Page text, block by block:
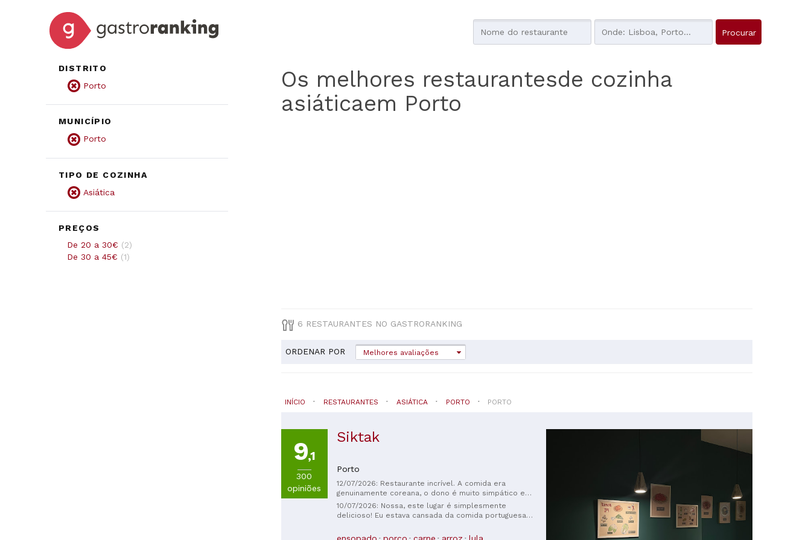
DISTRITO
Porto
MUNICÍPIO
Porto
TIPO DE COZINHA
Asiática
PREÇOS
De 20 a 30€ (2)
De 30 a 45€ (1)
Os melhores restaurantesde cozinha
asiáticaem Porto
6 RESTAURANTES NO GASTRORANKING
ORDENAR POR Melhores avaliações
INÍCIO RESTAURANTES ASIÁTICA PORTO PORTO
9,1
300
opiniões
Siktak
Porto
12/07/2026: Restaurante incrível. A comida era
genuinamente coreana, o dono é muito simpático e
conversou conosco! Foi uma ótima experiência,
recomendo 100%.
10/07/2026: Nossa, este lugar é simplesmente
delicioso! Eu estava cansada da comida portuguesa
aqui em busca de algo apimentado, e você precisa